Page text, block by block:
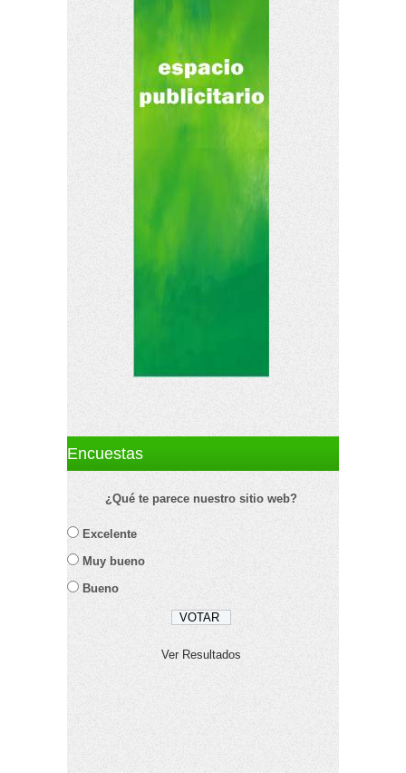
Encuestas
¿Qué te parece nuestro sitio web?
Excelente
Muy bueno
Bueno
Ver Resultados